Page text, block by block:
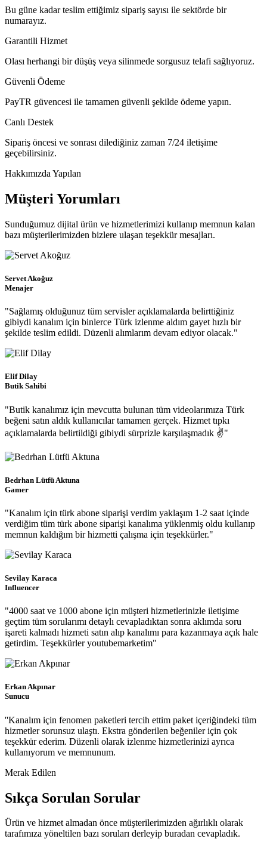
Bu güne kadar teslim ettiğimiz sipariş sayısı ile sektörde bir
numarayız.
Garantili Hizmet
Olası herhangi bir düşüş veya silinmede sorgusuz telafi sağlıyoruz.
Güvenli Ödeme
PayTR güvencesi ile tamamen güvenli şekilde ödeme yapın.
Canlı Destek
Sipariş öncesi ve sonrası dilediğiniz zaman 7/24 iletişime
geçebilirsiniz.
Hakkımızda Yapılan
Müşteri Yorumları
Sunduğumuz dijital ürün ve hizmetlerimizi kullanıp memnun kalan
bazı müşterilerimizden bizlere ulaşan teşekkür mesajları.
Servet Akoğuz
Menajer
"Sağlamış olduğunuz tüm servisler açıklamalarda belirttiğiniz
gibiydi kanalım için binlerce Türk izlenme aldım gayet hızlı bir
şekilde teslim edildi. Düzenli alımlarım devam ediyor olacak."
Elif Dilay
Butik Sahibi
"Butik kanalımız için mevcutta bulunan tüm videolarımıza Türk
beğeni satın aldık kullanıcılar tamamen gerçek. Hizmet tıpkı
açıklamalarda belirtildiği gibiydi sürprizle karşılaşmadık ✌"
Bedrhan Lütfü Aktuna
Gamer
"Kanalım için türk abone siparişi verdim yaklaşım 1-2 saat içinde
verdiğim tüm türk abone siparişi kanalıma yüklenmiş oldu kullanıp
memnun kaldığım bir hizmetti çalışma için teşekkürler."
Sevilay Karaca
Influencer
"4000 saat ve 1000 abone için müşteri hizmetlerinizle iletişime
geçtim tüm sorularımı detaylı cevapladıktan sonra aklımda soru
işareti kalmadı hizmeti satın alıp kanalımı para kazanmaya açık hale
getirdim. Teşekkürler youtubemarketim"
Erkan Akpınar
Sunucu
''Kanalım için fenomen paketleri tercih ettim paket içeriğindeki tüm
hizmetler sorunsuz ulaştı. Ekstra gönderilen beğeniler için çok
teşekkür ederim. Düzenli olarak izlenme hizmetlerinizi ayrıca
kullanıyorum ve memnunum.
Merak Edilen
Sıkça Sorulan Sorular
Ürün ve hizmet almadan önce müşterilerimizden ağırlıklı olarak
tarafımıza yöneltilen bazı soruları derleyip buradan cevapladık.